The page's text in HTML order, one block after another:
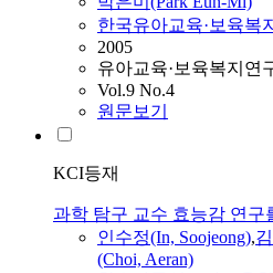
한국유아교육·보육복
2005
유아교육·보육복지연
Vol.9 No.4
원문보기
KCI등재
과학 탐구 교수 효능감 연구
인수정(In, Soojeong),
(Choi, Aeran)